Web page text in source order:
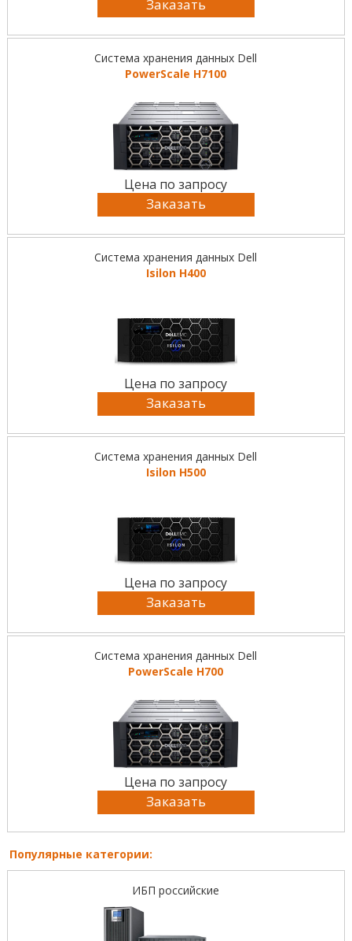
Заказать
Система хранения данных Dell
PowerScale H7100
Цена по запросу
Заказать
Система хранения данных Dell
Isilon H400
Цена по запросу
Заказать
Система хранения данных Dell
Isilon H500
Цена по запросу
Заказать
Система хранения данных Dell
PowerScale H700
Цена по запросу
Заказать
Популярные категории:
ИБП российские